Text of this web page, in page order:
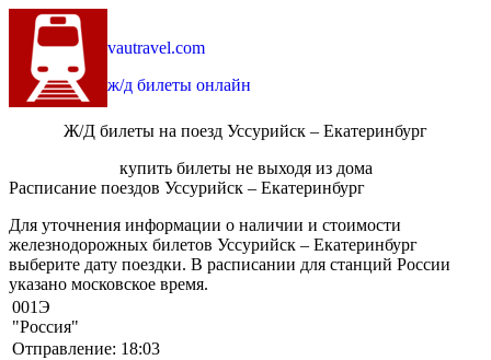
vautravel.com
ж/д билеты онлайн
Ж/Д билеты на поезд Уссурийск – Екатеринбург
купить билеты не выходя из дома
Расписание поездов Уссурийск – Екатеринбург
Для уточнения информации о наличии и стоимости
железнодорожных билетов Уссурийск – Екатеринбург
выберите дату поездки. В расписании для станций России
указано московское время.
001Э
"Россия"
Отправление: 18:03